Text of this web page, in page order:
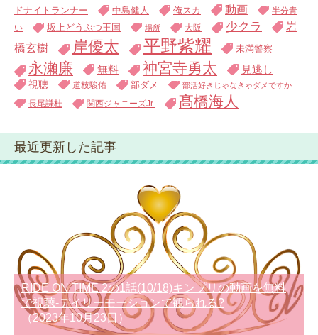
ドナイトランナー
中島健人 俺スカ 動画
半分青
い
坂上どうぶつ王国 場所 大阪 少クラ
岩
橋玄樹
岸優太 平野紫耀 未満警察
永瀬廉 無料 神宮寺勇太
見逃し
視聴
道枝駿佑 部ダメ 部活好きじゃなきゃダメですか
長尾謙杜 関西ジャニーズJr. 髙橋海人
最近更新した記事
RIDE ON TIME 2の1話(10/18)キンプリの動画を無料
で視聴-デイリーモーションで観られる?
（2023年10月23日）